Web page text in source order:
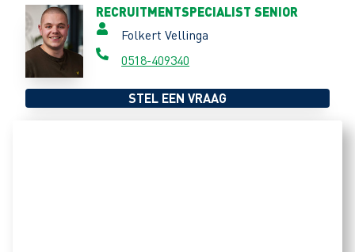
RECRUITMENTSPECIALIST SENIOR
Folkert Vellinga
0518-409340
STEL EEN VRAAG